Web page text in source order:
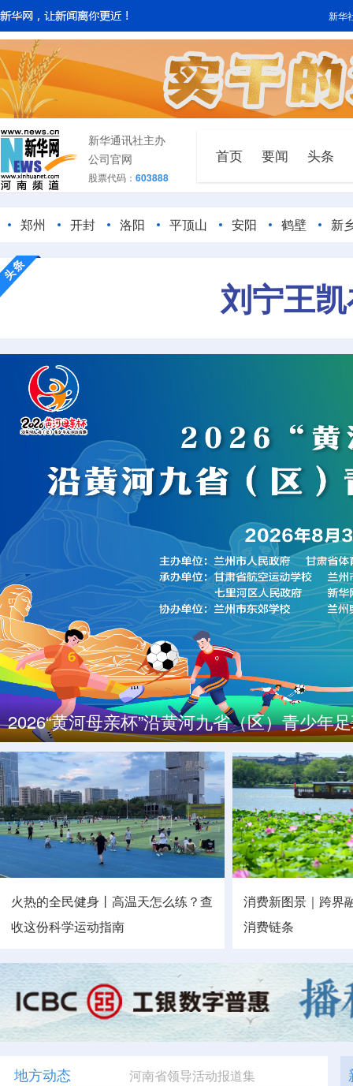
新华
新华通讯社主办
公司官网
股票代码： 603888
首页 要闻 头条
郑州 开封 洛阳 平顶山 安阳 鹤壁 新
刘宁王
我国最大直径土压平衡盾构高铁隧道开始掘
南水北调中线工程调水突破800亿立方米
2026“黄河母亲杯”沿黄河九省（区）青少年
火热的全民健身丨高温天怎么练？查
收这份科学运动指南
消费新图景｜跨界
消费链条
地方动态 河南省领导活动报道集